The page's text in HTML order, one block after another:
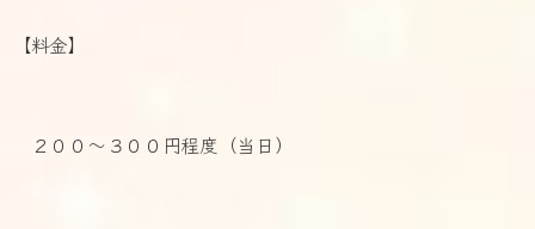
【料金】
２００～３００円程度（当日）